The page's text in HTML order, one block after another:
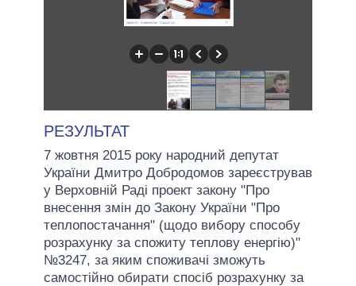
РЕЗУЛЬТАТ
7 жовтня 2015 року народний депутат
України Дмитро Добродомов зареєстрував
у Верховній Раді проект закону "Про
внесення змін до Закону України "Про
теплопостачання" (щодо вибору способу
розрахунку за спожиту теплову енергію)"
№3247, за яким споживачі зможуть
самостійно обирати спосіб розрахунку за